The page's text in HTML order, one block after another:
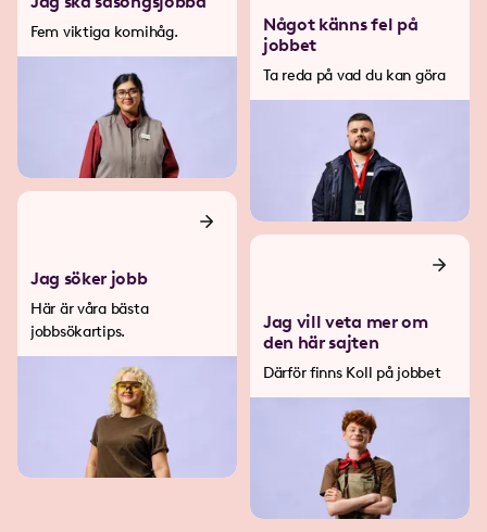
Fem viktiga komihåg.
Jag söker jobb
Här är våra bästa
jobbsökartips.
Något känns fel på
jobbet
Ta reda på vad du kan göra
Jag vill veta mer om
den här sajten
Därför finns Koll på jobbet